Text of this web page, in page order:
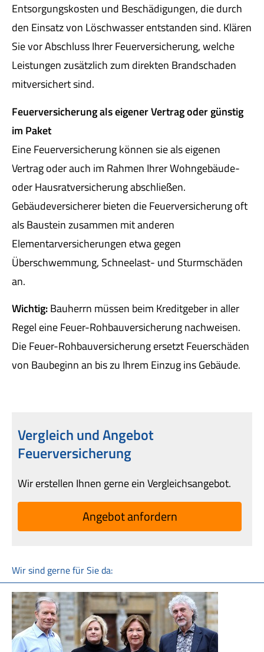
Entsorgungskosten und Beschädigungen, die durch
den Einsatz von Löschwasser entstanden sind. Klären
Sie vor Abschluss Ihrer Feuerversicherung, welche
Leistungen zusätzlich zum direkten Brandschaden
mitversichert sind.
Feuerversicherung als eigener Vertrag oder günstig
im Paket
Eine Feuerversicherung können sie als eigenen
Vertrag oder auch im Rahmen Ihrer Wohngebäude-
oder Haus­rat­ver­si­che­rung abschließen.
Gebäudeversicherer bieten die Feuerversicherung oft
als Baustein zusammen mit anderen
Elementarversicherungen etwa gegen
Überschwemmung, Schneelast- und Sturmschäden
an.
Wichtig:Bauherrn müssen beim Kreditgeber in aller
Regel eine Feuer-Rohbauversicherung nachweisen.
Die Feuer-Rohbauversicherung ersetzt Feuerschäden
von Baubeginn an bis zu Ihrem Einzug ins Gebäude.
Vergleich und Angebot
Feuerversicherung
Wir erstellen Ihnen gerne ein Vergleichsangebot.
An­ge­bot an­for­dern
Wir sind gerne für Sie da: